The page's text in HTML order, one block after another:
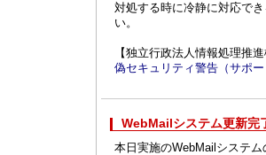
対処する時に冷静に対応で
い。
【独立行政法人情報処理推
偽セキュリティ警告（サポ
WebMailシステム更新完
本日実施のWebMailシステ